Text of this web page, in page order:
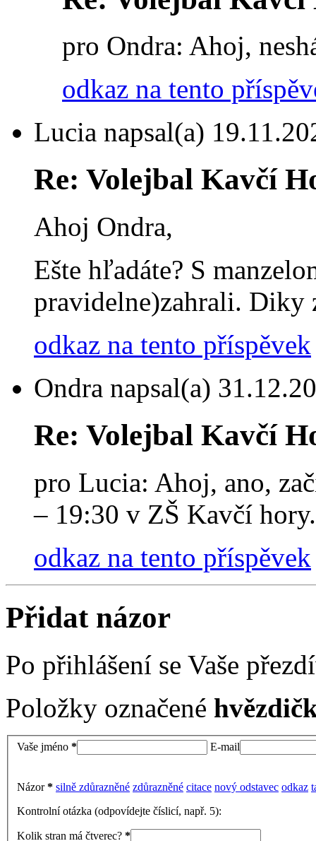
pro Ondra: Ahoj,
odkaz na tento
Lucia napsal(a)
Re: Volejbal Kavčí
Ahoj Ondra,
Ešte hľadáte? S
pravidelne)zahrali. Diky
odkaz na tento příspěvek
Ondra napsal(a)
Re: Volejbal Kavčí
pro Lucia: Ahoj, ano,
– 19:30 v ZŠ Kavčí
odkaz na tento příspěvek
Přidat názor
Po přihlášení se Vaše
Položky označené
Vaše jméno * E-mail
Názor* silně zdůrazněné zdůrazněné citace nový odstavec odkaz
Kontrolní otázka (odpovídejte číslicí, např. 5):
Kolik stran má čtverec? *